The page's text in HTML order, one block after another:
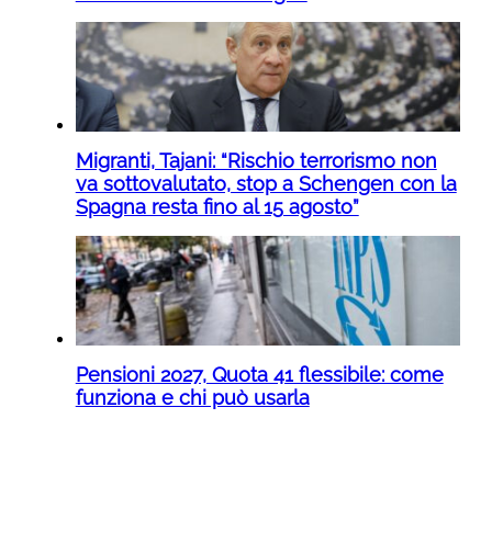
Migranti, Tajani: “Rischio terrorismo non
va sottovalutato, stop a Schengen con la
Spagna resta fino al 15 agosto”
Pensioni 2027, Quota 41 flessibile: come
funziona e chi può usarla